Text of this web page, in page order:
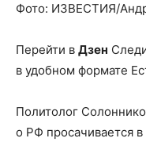
Фото: ИЗВЕСТИЯ/
Перейти в Дзен
в удобном формате
Политолог
о РФ просачивается